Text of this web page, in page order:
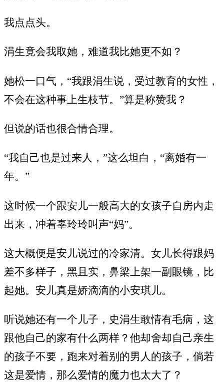
我点点头。
涓生竟会我取她，难道我比她更不如？
她松一口气，“我跟涓生说，受过教育的女性，
不会在这种事上生枝节。”算是称赞我？
但说的话也很合情合理。
“我自己也是过来人，”这么坦白，“离婚有一
年。”
这时候一个跟安儿一般高大的女孩子自房内走
出来，冲着辜玲玲叫声“妈”。
这大概便是安儿说过的冷家清。女儿长得跟妈
差不多样子，黑且实，鼻梁上架一副眼镜，比
起她。安儿真是娇滴滴的小安琪儿。
听说她还有一个儿子，史涓生敢情有毛病，这
跟他自己的家有什么两样？他却舍却自己亲生
的孩子不要，跑来对着别的男人的孩子，倘若
这是爱情，那么爱情的魔力也太大了？